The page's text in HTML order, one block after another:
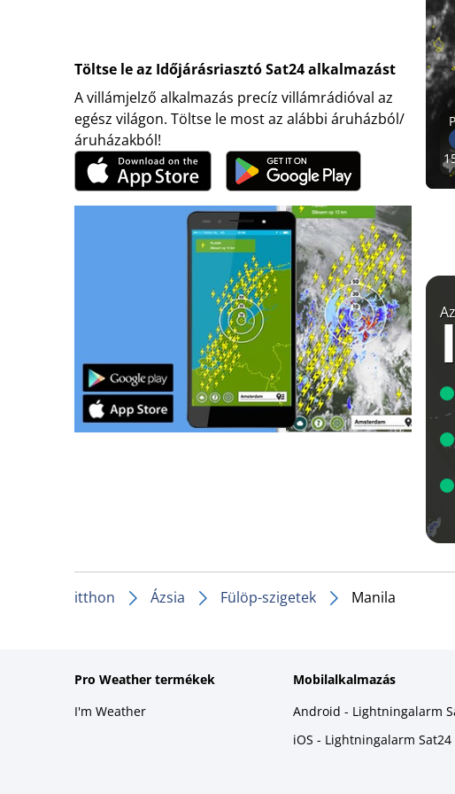
Töltse le az Időjárásriasztó Sat24 alkalmazást
A villámjelző alkalmazás precíz villámrádióval az
egész világon. Töltse le most az alábbi áruházból/
áruházakból!
itthon Ázsia Fülöp-szigetek Manila
Pro Weather termékek
I'm Weather
Mobilalkalmazás
Android - Lightningalarm
iOS - Lightningalarm Sat24